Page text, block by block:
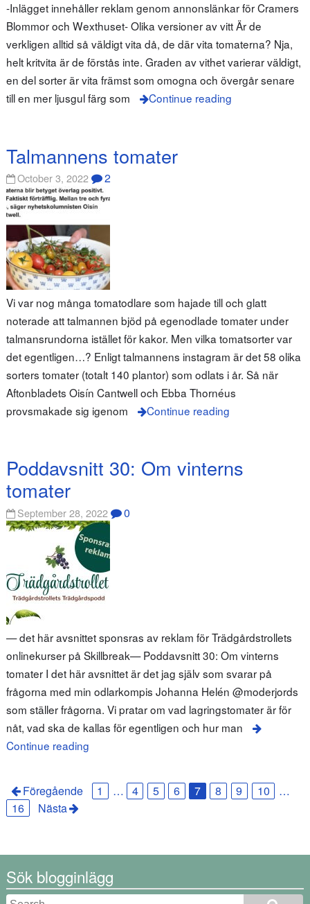
-Inlägget innehåller reklam genom annonslänkar för Cramers
Blommor och Wexthuset- Olika versioner av vitt Är de
verkligen alltid så väldigt vita då, de där vita tomaterna? Nja,
helt kritvita är de förstås inte. Graden av vithet varierar väldigt,
en del sorter är vita främst som omogna och övergår senare
till en mer ljusgul färg som
Continue reading
Talmannens tomater
October 3, 2022 2
Vi var nog många tomatodlare som hajade till och glatt
noterade att talmannen bjöd på egenodlade tomater under
talmansrundorna istället för kakor. Men vilka tomatsorter var
det egentligen…? Enligt talmannens instagram är det 58 olika
sorters tomater (totalt 140 plantor) som odlats i år. Så när
Aftonbladets Oisín Cantwell och Ebba Thornéus
provsmakade sig igenom
Continue reading
Poddavsnitt 30: Om vinterns
tomater
September 28, 2022 0
— det här avsnittet sponsras av reklam för Trädgårdstrollets
onlinekurser på Skillbreak— Poddavsnitt 30: Om vinterns
tomater I det här avsnittet är det jag själv som svarar på
frågorna med min odlarkompis Johanna Helén @moderjords
som ställer frågorna. Vi pratar om vad lagringstomater är för
nåt, vad ska de kallas för egentligen och hur man
Continue reading
Föregående 1 … 4 5 6 7 8 9 10
…
16
Nästa
Sök blogginlägg